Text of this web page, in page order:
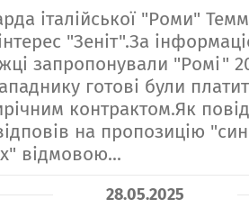
італійської "Роми"
"Зеніт".За
запропонували "Ромі"
готові були
контрактом.Як
на пропозицію
відмовою...
28.05.2025